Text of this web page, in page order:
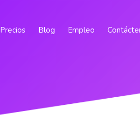
Precios Blog Empleo